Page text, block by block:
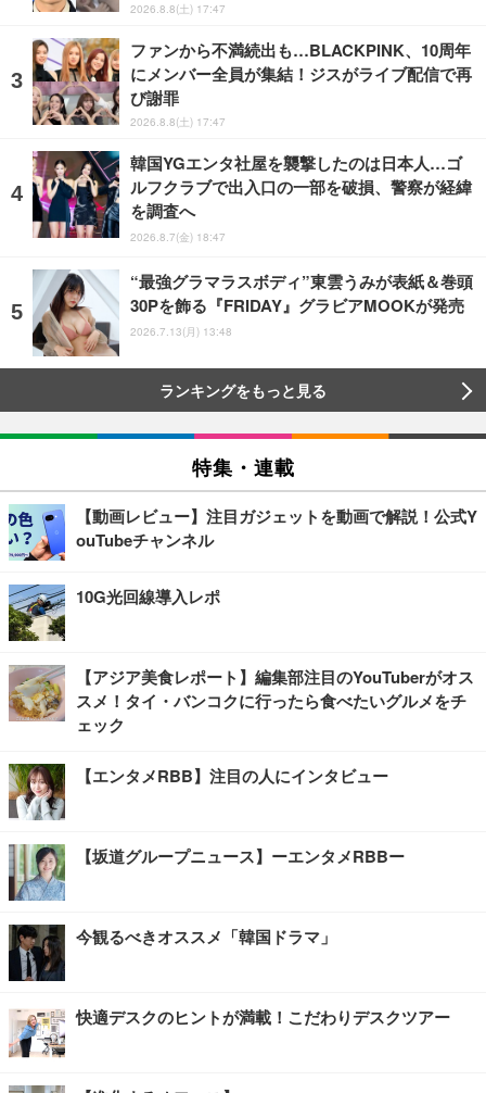
2026.8.8(土) 17:47
ファンから不満続出も…BLACKPINK、10周年
にメンバー全員が集結！ジスがライブ配信で再
び謝罪
2026.8.8(土) 17:47
韓国YGエンタ社屋を襲撃したのは日本人…ゴ
ルフクラブで出入口の一部を破損、警察が経緯
を調査へ
2026.8.7(金) 18:47
“最強グラマラスボディ”東雲うみが表紙＆巻頭
30Pを飾る『FRIDAY』グラビアMOOKが発売
2026.7.13(月) 13:48
ランキングをもっと見る
特集・連載
【動画レビュー】注目ガジェットを動画で解説！公式Y
ouTubeチャンネル
10G光回線導入レポ
【アジア美食レポート】編集部注目のYouTuberがオス
スメ！タイ・バンコクに行ったら食べたいグルメをチ
ェック
【エンタメRBB】注目の人にインタビュー
【坂道グループニュース】ーエンタメRBBー
今観るべきオススメ「韓国ドラマ」
快適デスクのヒントが満載！こだわりデスクツアー